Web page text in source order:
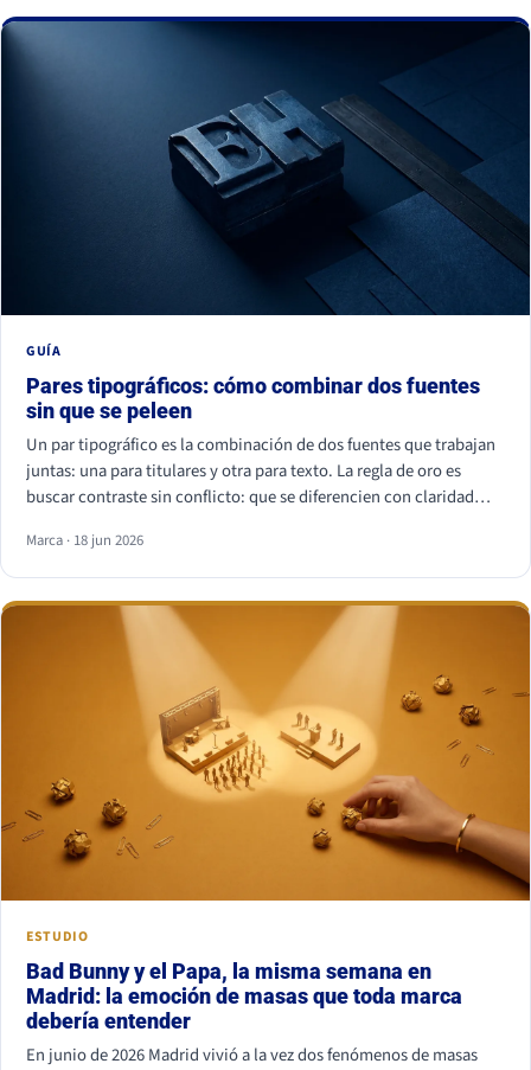
La buena noticia: todos se corrigen con criterio, no con
presupuesto.
GUÍA
Pares tipográficos: cómo combinar dos fuentes
sin que se peleen
Un par tipográfico es la combinación de dos fuentes que trabajan
juntas: una para titulares y otra para texto. La regla de oro es
buscar contraste sin conflicto: que se diferencien con claridad
combinación más segura es serif para titular y sans serif para
texto, o al revés. Lo que nunca funciona es juntar dos fuentes
parecidas pero no iguales: el ojo nota el choque aunque no sepa
Marca · 18 jun 2026
ESTUDIO
Bad Bunny y el Papa, la misma semana en
Madrid: la emoción de masas que toda marca
debería entender
En junio de 2026 Madrid vivió a la vez dos fenómenos de masas